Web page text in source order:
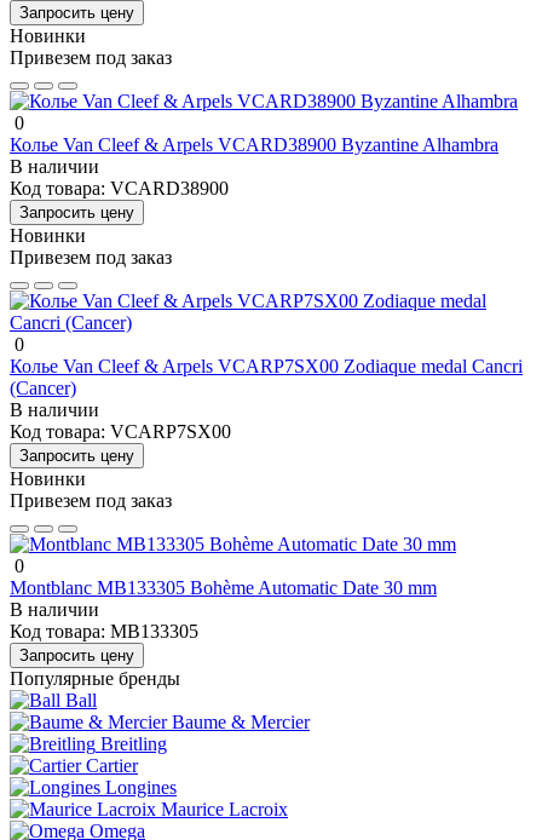
Запросить цену
Новинки
Привезем под заказ
0
Колье Van Cleef & Arpels VCARD38900 Byzantine Alhambra
В наличии
Код товара: VCARD38900
Запросить цену
Новинки
Привезем под заказ
0
Колье Van Cleef & Arpels VCARP7SX00 Zodiaque medal Cancri
(Cancer)
В наличии
Код товара: VCARP7SX00
Запросить цену
Новинки
Привезем под заказ
0
Montblanc MB133305 Bohème Automatic Date 30 mm
В наличии
Код товара: MB133305
Запросить цену
Популярные бренды
Ball
Baume & Mercier
Breitling
Cartier
Longines
Maurice Lacroix
Omega